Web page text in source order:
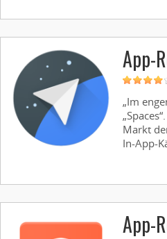
App-
„Im
Markt
In-App-
App-